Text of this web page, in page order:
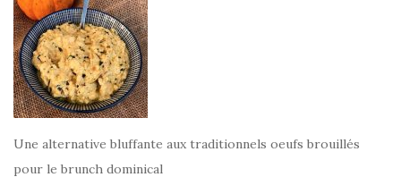
Une alternative bluffante aux traditionnels oeufs brouillés
pour le brunch dominical